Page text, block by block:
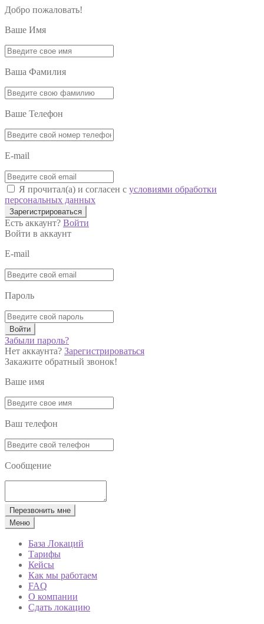
Добро пожаловать!
Ваше Имя
Ваша Фамилия
Ваше Телефон
E-mail
Я прочитал(а) и согласен с условиями обработки
персональных данных
Зарегистрироваться
Есть аккаунт? Войти
Войти в аккаунт
E-mail
Пароль
Войти
Забыли пароль?
Нет аккаунта? Зарегистрироваться
Закажите обратный звонок!
Ваше имя
Ваш телефон
Сообщение
Перезвонить мне
Меню
База Локаций
Тарифы
Кейсы
Как мы работаем
FAQ
О компании
Сдать локацию